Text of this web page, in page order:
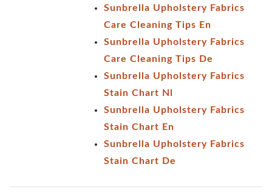
Sunbrella Upholstery Fabrics
Care Cleaning Tips En
Sunbrella Upholstery Fabrics
Care Cleaning Tips De
Sunbrella Upholstery Fabrics
Stain Chart Nl
Sunbrella Upholstery Fabrics
Stain Chart En
Sunbrella Upholstery Fabrics
Stain Chart De